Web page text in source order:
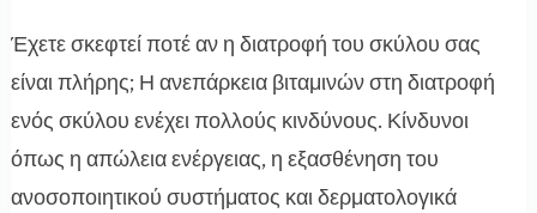
Έχετε σκεφτεί ποτέ αν η διατροφή του σκύλου σας
είναι πλήρης; Η ανεπάρκεια βιταμινών στη διατροφή
ενός σκύλου ενέχει πολλούς κινδύνους. Κίνδυνοι
όπως η απώλεια ενέργειας, η εξασθένηση του
ανοσοποιητικού συστήματος και δερματολογικά